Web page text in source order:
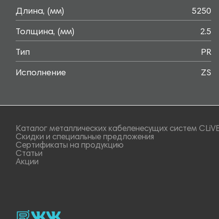
Длина, (мм) 5250
Толщина, (мм) 2.5
Тип PR
Исполнение ZS
Каталог металлических кабеленесущих систем
Скидки и специальные предложения
Сертификаты на продукцию
Статьи
Акции
rutubevk_video.
Vk.